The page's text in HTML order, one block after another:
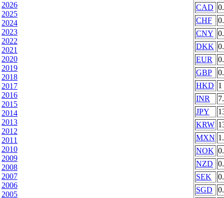
2026
2025
2024
2023
2022
2021
2020
2019
2018
2017
2016
2015
2014
2013
2012
2011
2010
2009
2008
2007
2006
2005
CAD
CHF
CNY
DKK
EUR
GBP
HKD 1
INR
JPY
KRW
MXN
NOK
NZD
SEK
SGD